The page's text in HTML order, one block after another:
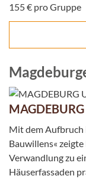
155 € pro Gruppe
Mit dem Aufbruch
Bauwillens«
Verwandlung zu
Häuserfassaden